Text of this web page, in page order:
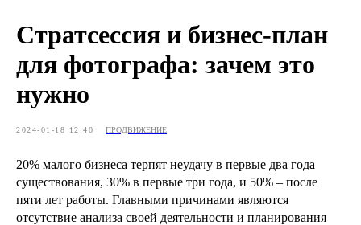
Стратсессия и бизнес-план
для фотографа: зачем это
нужно
2024-01-18 12:40 ПРОДВИЖЕНИЕ
20% малого бизнеса терпят неудачу в первые два года
существования, 30% в первые три года, и 50% – после
пяти лет работы. Главными причинами являются
отсутствие анализа своей деятельности и планирования